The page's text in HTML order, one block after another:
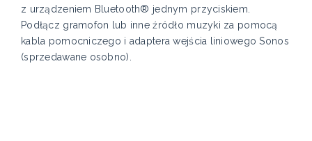
z urządzeniem Bluetooth® jednym przyciskiem.
Podłącz gramofon lub inne źródło muzyki za pomocą
kabla pomocniczego i adaptera wejścia liniowego Sonos
(sprzedawane osobno).